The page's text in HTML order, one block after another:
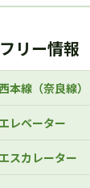
リー情報
本線（奈良線
レベーター
スカレーター